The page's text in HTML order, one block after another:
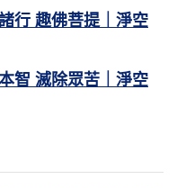
行 趣佛菩提｜淨空
智 滅除眾苦｜淨空